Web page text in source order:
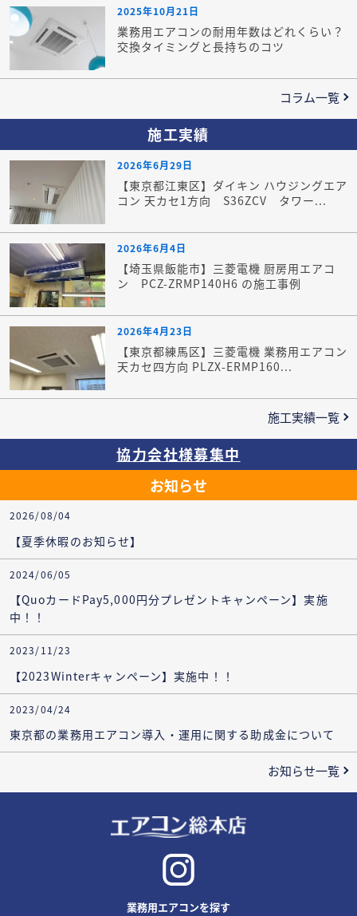
2025年10月21日
業務用エアコンの耐用年数はどれくらい？
交換タイミングと長持ちのコツ
コラム一覧
施工実績
2026年6月29日
【東京都江東区】ダイキン ハウジングエア
コン 天カセ1方向 S36ZCV タワー...
2026年6月4日
【埼玉県飯能市】三菱電機 厨房用エアコ
ン PCZ-ZRMP140H6 の施工事例
2026年4月23日
【東京都練馬区】三菱電機 業務用エアコン
天カセ四方向 PLZX-ERMP160...
施工実績一覧
協力会社様募集中
お知らせ
2026/08/04
【夏季休暇のお知らせ】
2024/06/05
【QuoカードPay5,000円分プレゼントキャンペーン】実施
中！！
2023/11/23
【2023Winterキャンペーン】実施中！！
2023/04/24
東京都の業務用エアコン導入・運用に関する助成金について
お知らせ一覧
業務用エアコンを探す